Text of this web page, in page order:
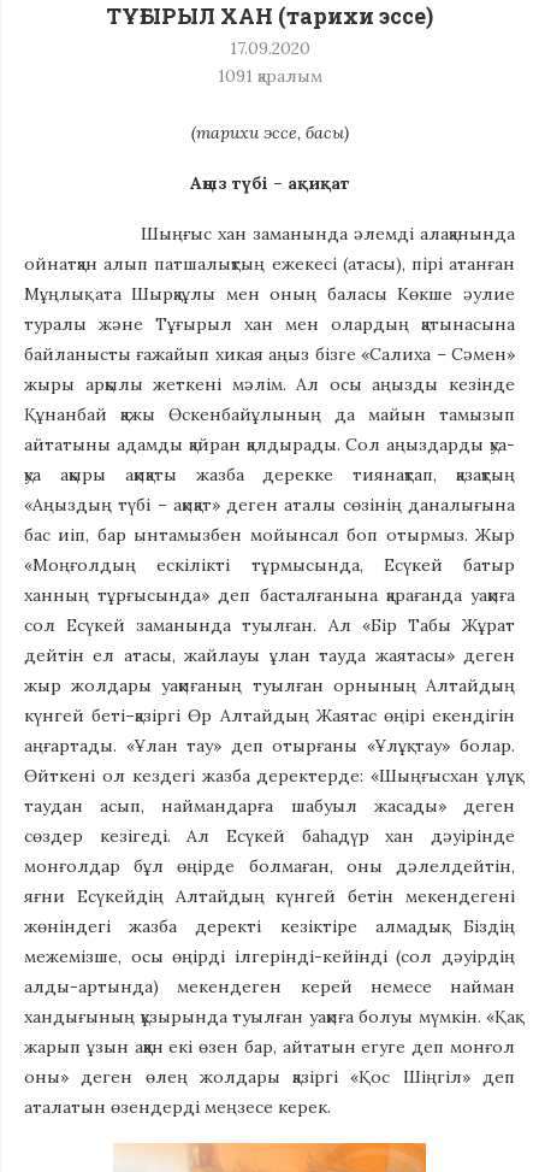
ТҰҒЫРЫЛ ХАН (тарихи эссе)
17.09.2020
1091 қаралым
(тарихи эссе, басы)
Аңыз түбі – ақиқат
Шыңғыс хан заманында әлемді алақанында
ойнатқан алып патшалықтың ежекесі (атасы), пірі атанған
Мұңлық ата Шырқаұлы мен оның баласы Көкше әулие
туралы және Тұғырыл хан мен олардың қатынасына
байланысты ғажайып хикая аңыз бізге «Салиха – Сәмен»
жыры арқылы жеткені мәлім. Ал осы аңызды кезінде
Құнанбай қажы Өскенбайұлының да майын тамызып
айтатыны адамды қайран қалдырады. Сол аңыздарды қуа-
қуа ақыры ақиқаты жазба дерекке тиянақтап, қазақтың
«Аңыздың түбі – ақиқат» деген аталы сөзінің даналығына
бас иіп, бар ынтамызбен мойынсал боп отырмыз. Жыр
«Моңғолдың ескілікті тұрмысында, Есүкей батыр
ханның тұрғысында» деп басталғанына қарағанда уақиға
сол Есүкей заманында туылған. Ал «Бір Табы Жұрат
дейтін ел атасы, жайлауы ұлан тауда жаятасы» деген
жыр жолдары уақиғаның туылған орнының Алтайдың
күнгей беті–қазіргі Өр Алтайдың Жаятас өңірі екендігін
аңғартады. «Ұлан тау» деп отырғаны «Ұлұқ тау» болар.
Өйткені ол кездегі жазба деректерде: «Шыңғысхан ұлұқ
таудан асып, наймандарға шабуыл жасады» деген
сөздер кезігеді. Ал Есүкей баһадүр хан дәуірінде
монғолдар бұл өңірде болмаған, оны дәлелдейтін,
яғни Есүкейдің Алтайдың күнгей бетін мекендегені
жөніндегі жазба деректі кезіктіре алмадық. Біздің
межемізше, осы өңірді ілгерінді-кейінді (сол дәуірдің
алды-артында) мекендеген керей немесе найман
хандығының құзырында туылған уақиға болуы мүмкін. «Қақ
жарып ұзын аққан екі өзен бар, айтатын егуге деп монғол
оны» деген өлең жолдары қазіргі «Қос Шіңгіл» деп
аталатын өзендерді меңзесе керек.